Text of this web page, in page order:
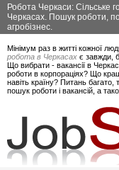
Робота Черкаси: Сільське
Черкасах. Пошук роботи,
агробізнес.
Мінімум раз в житті кожної
робота в Черкасах є завжди,
Що вибрати - вакансії в
роботи в корпораціях? Що
навіть країну? Питань
пошук роботи і вакансій, а